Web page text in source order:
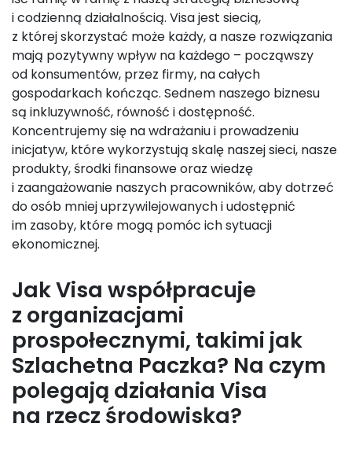
i codzienną działalnością. Visa jest siecią,
z której skorzystać może każdy, a nasze rozwiązania
mają pozytywny wpływ na każdego – począwszy
od konsumentów, przez firmy, na całych
gospodarkach kończąc. Sednem naszego biznesu
są inkluzywność, równość i dostępność.
Koncentrujemy się na wdrażaniu i prowadzeniu
inicjatyw, które wykorzystują skalę naszej sieci, nasze
produkty, środki finansowe oraz wiedzę
i zaangażowanie naszych pracowników, aby dotrzeć
do osób mniej uprzywilejowanych i udostępnić
im zasoby, które mogą pomóc ich sytuacji
ekonomicznej.
Jak Visa współpracuje
z organizacjami
prospołecznymi, takimi jak
Szlachetna Paczka? Na czym
polegają działania Visa
na rzecz środowiska?